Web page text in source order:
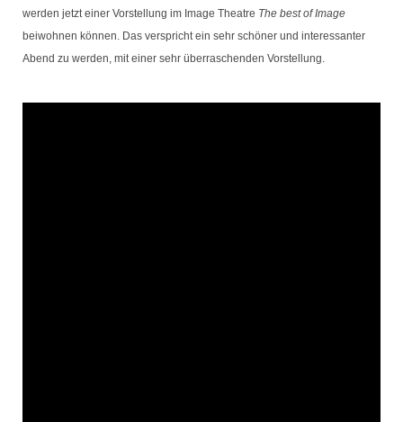
werden jetzt einer Vorstellung im Image Theatre The best of Image
beiwohnen können. Das verspricht ein sehr schöner und interessanter
Abend zu werden, mit einer sehr überraschenden Vorstellung.